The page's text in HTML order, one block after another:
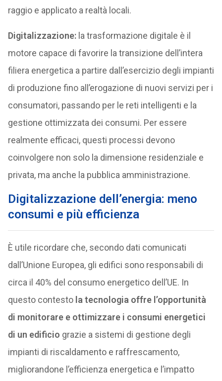
raggio e applicato a realtà locali.
Digitalizzazione: la trasformazione digitale è il
motore capace di favorire la transizione dell’intera
filiera energetica a partire dall’esercizio degli impianti
di produzione fino all’erogazione di nuovi servizi per i
consumatori, passando per le reti intelligenti e la
gestione ottimizzata dei consumi. Per essere
realmente efficaci, questi processi devono
coinvolgere non solo la dimensione residenziale e
privata, ma anche la pubblica amministrazione.
Digitalizzazione dell’energia: meno
consumi e più efficienza
È utile ricordare che, secondo dati comunicati
dall’Unione Europea, gli edifici sono responsabili di
circa il 40% del consumo energetico dell’UE. In
questo contestola tecnologia offre l’opportunità
di monitorare e ottimizzare i consumi energetici
di un edificio grazie a sistemi di gestione degli
impianti di riscaldamento e raffrescamento,
migliorandone l’efficienza energetica e l’impatto